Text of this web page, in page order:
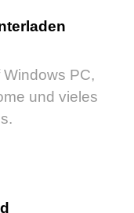
PC,
und vieles